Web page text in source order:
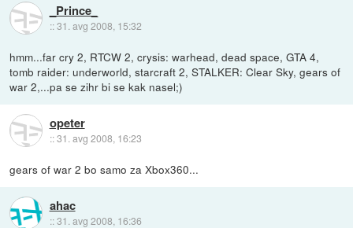
_Prince_
::31. avg 2008, 15:32
hmm...far cry 2, RTCW 2, crysis: warhead, dead space, GTA 4,
tomb raider: underworld, starcraft 2, STALKER: Clear Sky, gears of
war 2,...pa se zihr bi se kak nasel;)
opeter
::31. avg 2008, 16:23
gears of war 2 bo samo za Xbox360...
ahac
::31. avg 2008, 16:36